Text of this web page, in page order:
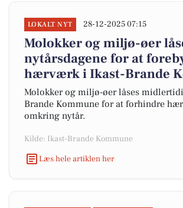
LOKALT NYT 28-12-2025 07:15
Molokker og miljø-øer
nytårsdagene for at
hærværk i Ikast-Brande
Molokker og miljø-øer låses
Brande Kommune for at forhindre
omkring nytår.
Kilde: Ikast-Brande Kommune
Læs hele artiklen her